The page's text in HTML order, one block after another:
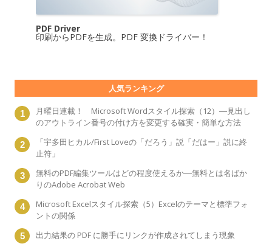
PDF Driver
印刷からPDFを生成。PDF 変換ドライバー！
人気ランキング
月曜日連載！ Microsoft Wordスタイル探索（12）―見出し
のアウトライン番号の付け方を変更する確実・簡単な方法
「宇多田ヒカル/First Loveの「だろう」説「だはー」説に終
止符」
無料のPDF編集ツールはどの程度使えるか―無料とは名ばか
りのAdobe Acrobat Web
Microsoft Excelスタイル探索（5）Excelのテーマと標準フォ
ントの関係
出力結果の PDF に勝手にリンクが作成されてしまう現象